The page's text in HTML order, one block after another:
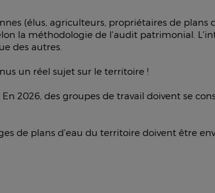
(élus, agriculteurs, propriétaires de plans
la méthodologie de l'audit patrimonial.
des autres.
un réel sujet sur le territoire !
En 2026, des groupes de travail doivent se
de plans d’eau du territoire doivent être